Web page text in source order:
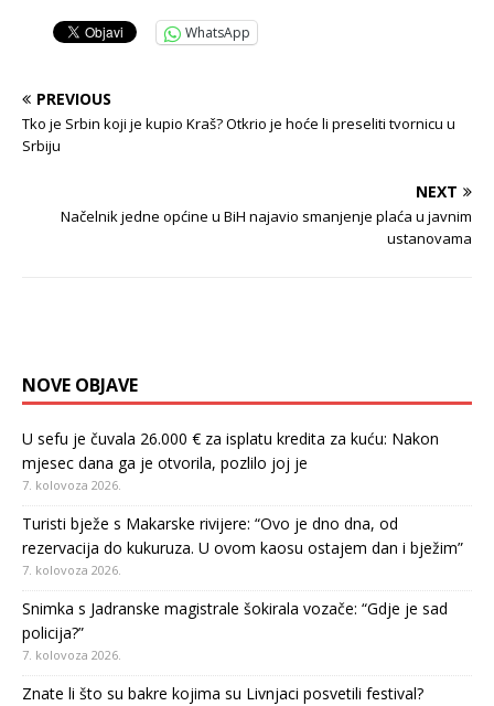
WhatsApp
PREVIOUS
Tko je Srbin koji je kupio Kraš? Otkrio je hoće li preseliti tvornicu u
Srbiju
NEXT
Načelnik jedne općine u BiH najavio smanjenje plaća u javnim
ustanovama
NOVE OBJAVE
U sefu je čuvala 26.000 € za isplatu kredita za kuću: Nakon
mjesec dana ga je otvorila, pozlilo joj je
7. kolovoza 2026.
Turisti bježe s Makarske rivijere: “Ovo je dno dna, od
rezervacija do kukuruza. U ovom kaosu ostajem dan i bježim”
7. kolovoza 2026.
Snimka s Jadranske magistrale šokirala vozače: “Gdje je sad
policija?”
7. kolovoza 2026.
Znate li što su bakre kojima su Livnjaci posvetili festival?